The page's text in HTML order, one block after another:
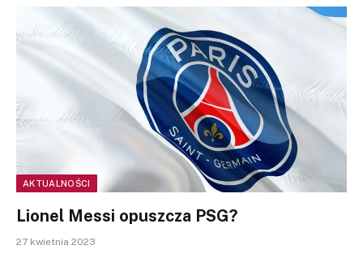
AKTUALNOŚCI
Lionel Messi opuszcza PSG?
27 kwietnia 2023